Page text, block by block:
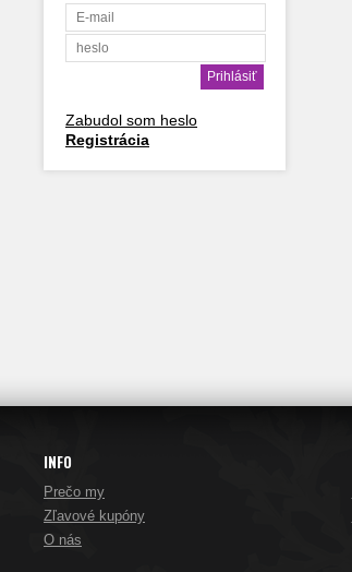
Zabudol som heslo
Registrácia
INFO
Prečo my
Zľavové kupóny
O nás